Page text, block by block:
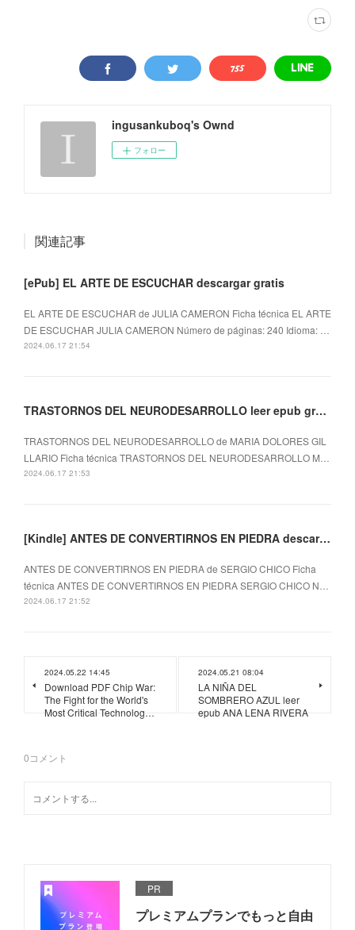
ingusankuboq's Ownd
フォロー
関連記事
[ePub] EL ARTE DE ESCUCHAR descargar gratis
EL ARTE DE ESCUCHAR de JULIA CAMERON Ficha técnica EL ARTE
DE ESCUCHAR JULIA CAMERON Número de páginas: 240 Idioma: …
2024.06.17 21:54
TRASTORNOS DEL NEURODESARROLLO leer epub gratis
TRASTORNOS DEL NEURODESARROLLO de MARIA DOLORES GIL
LLARIO Ficha técnica TRASTORNOS DEL NEURODESARROLLO M…
2024.06.17 21:53
[Kindle] ANTES DE CONVERTIRNOS EN PIEDRA descargar gratis
ANTES DE CONVERTIRNOS EN PIEDRA de SERGIO CHICO Ficha
técnica ANTES DE CONVERTIRNOS EN PIEDRA SERGIO CHICO N…
2024.06.17 21:52
2024.05.22 14:45
Download PDF Chip War:
The Fight for the World's
Most Critical Technolog…
2024.05.21 08:04
LA NIÑA DEL
SOMBRERO AZUL leer
epub ANA LENA RIVERA
0コメント
PR
プレミアムプランでもっと自由